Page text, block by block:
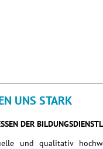
UNS STARK
DER
und qualitativ